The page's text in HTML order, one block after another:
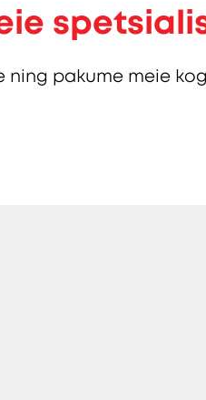
ning pakume meie